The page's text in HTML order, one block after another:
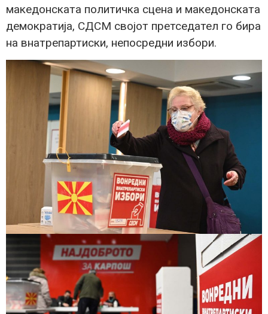
македонската политичка сцена и македонската
демократија, СДСМ својот претседател го бира
на внатрепартиски, непосредни избори.